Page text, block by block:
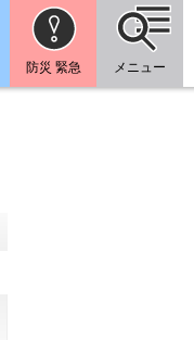
防災 緊急 メニュー